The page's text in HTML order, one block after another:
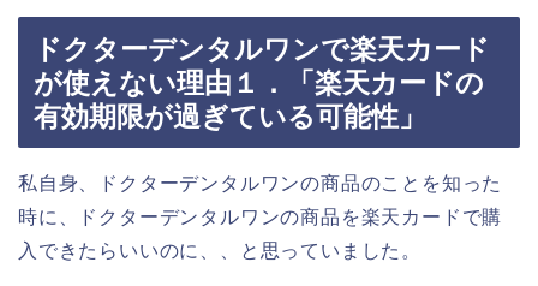
ドクターデンタルワンで楽天カード
が使えない理由１．「楽天カードの
有効期限が過ぎている可能性」
私自身、ドクターデンタルワンの商品のことを知った
時に、ドクターデンタルワンの商品を楽天カードで購
入できたらいいのに、、と思っていました。